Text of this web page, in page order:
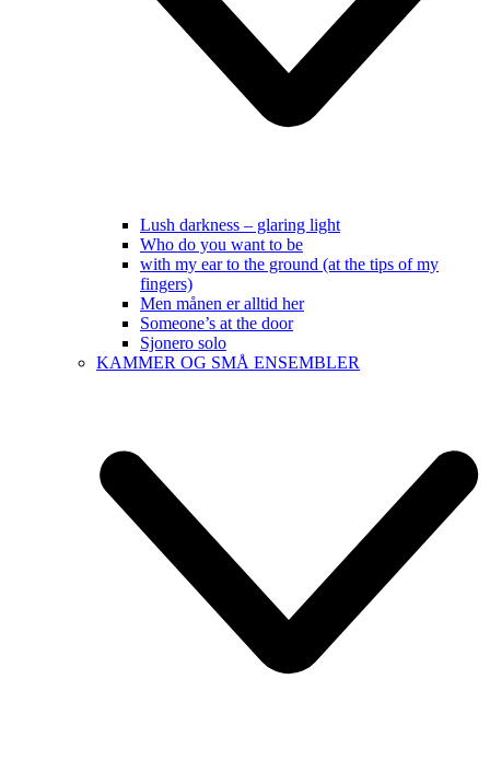
Lush darkness – glaring light
Who do you want to be
with my ear to the ground (at the tips of my
fingers)
Men månen er alltid her
Someone’s at the door
Sjonero solo
KAMMER OG SMÅ ENSEMBLER